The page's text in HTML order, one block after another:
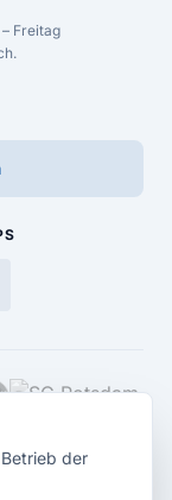
Freitag
der